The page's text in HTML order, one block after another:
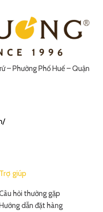
– Phường Phố Huế – Quận
Trợ giúp
hỏi thường gặp
dẫn đặt hàng